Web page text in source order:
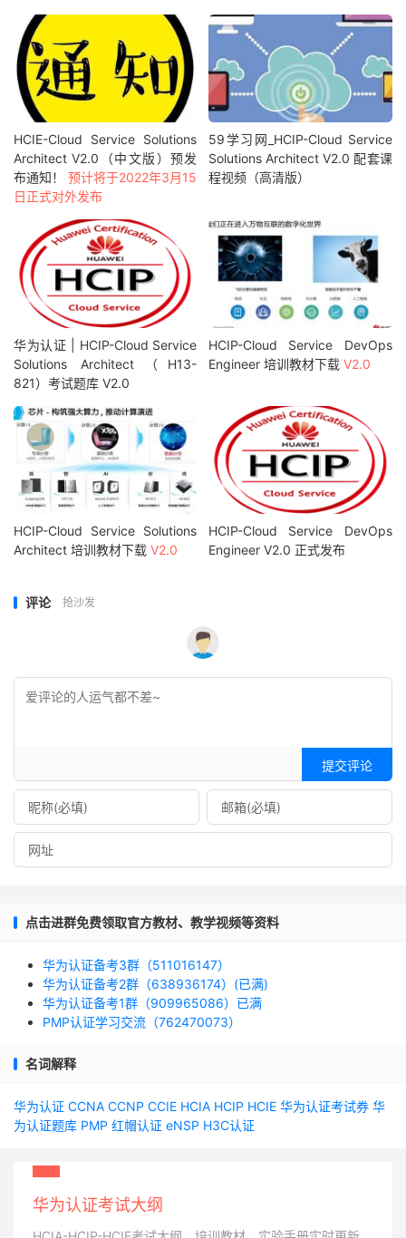
HCIE-Cloud Service Solutions
Architect V2.0（中文版）预发
布通知！预计将于2022年3月15
日正式对外发布
59学习网_HCIP-Cloud Service
Solutions Architect V2.0 配套课
程视频（高清版）
华为认证 | HCIP-Cloud Service
Solutions Architect（H13-
821）考试题库 V2.0
HCIP-Cloud Service DevOps
Engineer 培训教材下载V2.0
HCIP-Cloud Service Solutions
Architect 培训教材下载 V2.0
HCIP-Cloud Service DevOps
Engineer V2.0 正式发布
评论 抢沙发
提交评论
点击进群免费领取官方教材、教学视频等资料
华为认证备考3群（511016147）
华为认证备考2群（638936174）(已满)
华为认证备考1群（909965086）已满
PMP认证学习交流（762470073）
名词解释
华为认证 CCNA CCNP CCIE HCIA HCIP HCIE 华为认证考试券 华
为认证题库 PMP 红帽认证 eNSP H3C认证
华为认证考试大纲